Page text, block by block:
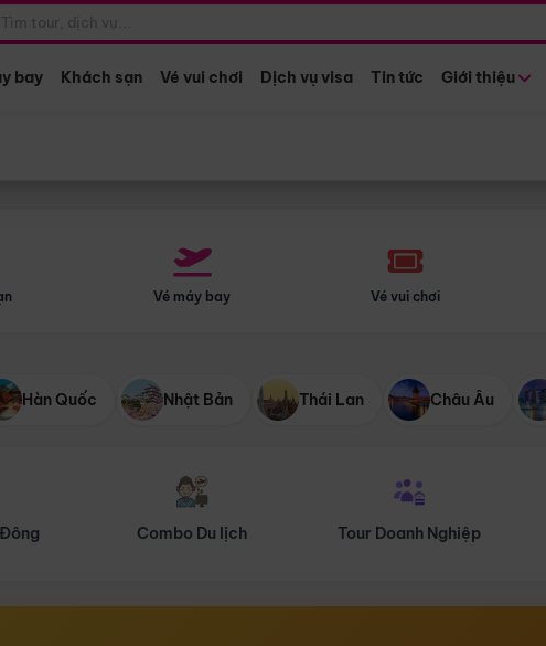
bay Khách sạn Vé vui chơi Dịch vụ visa Tin tức Giới thiệu
Vé máy bay Vé vui chơi
Hàn Quốc Nhật Bản Thái Lan Châu Âu
lịch Tour Doanh Nghiệp Du lịch Hành Hương